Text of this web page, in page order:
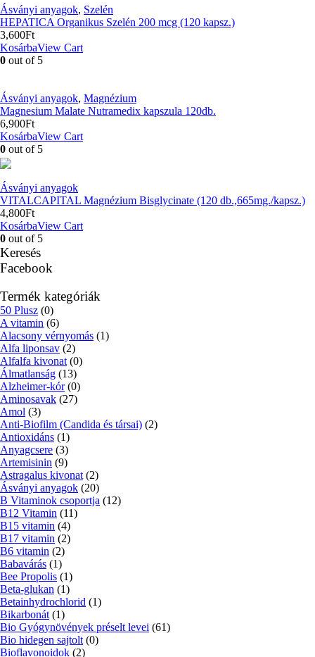
Ásványi anyagok, Szelén
HEPATICA Organikus Szelén 200 mcg (120 kapsz.)
3,600Ft
KosárbaView Cart
0 out of 5
Ásványi anyagok, Magnézium
Magnesium Malate Nutramedix kapszula 120db.
6,900Ft
KosárbaView Cart
0 out of 5
Ásványi anyagok
VITALCAPITAL Magnézium Bisglycinate (120 db.,665mg./kapsz.)
4,800Ft
KosárbaView Cart
0 out of 5
Keresés
Facebook
Termék kategóriák
50 Plusz (0)
A vitamin (6)
Alacsony vérnyomás (1)
Alfa liponsav (2)
Alfalfa kivonat (0)
Álmatlanság (13)
Alzheimer-kór (0)
Aminosavak (27)
Amol (3)
Anti-Biofilm (Candida és társai) (2)
Antioxidáns (1)
Anyagcsere (3)
Artemisinin (9)
Astragalus kivonat (2)
Ásványi anyagok (20)
B Vitaminok csoportja (12)
B12 Vitamin (11)
B15 vitamin (4)
B17 vitamin (2)
B6 vitamin (2)
Babavárás (1)
Bee Propolis (1)
Beta-glukan (1)
Betainhydrochlorid (1)
Bikarbonát (1)
Bio Gyógynövények préselt levei (61)
Bio hidegen sajtolt (0)
Bioflavonoidok (2)